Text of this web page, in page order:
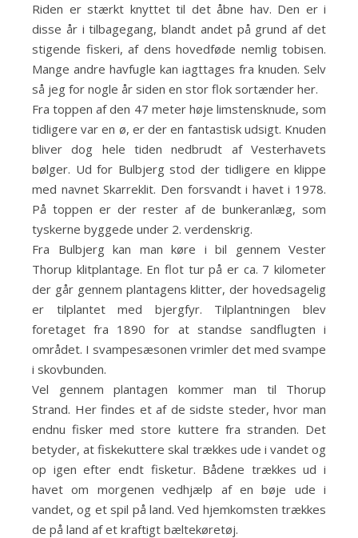
Riden er stærkt knyttet til det åbne hav. Den er i
disse år i tilbagegang, blandt andet på grund af det
stigende fiskeri, af dens hovedføde nemlig tobisen.
Mange andre havfugle kan iagttages fra knuden. Selv
så jeg for nogle år siden en stor flok sortænder her.
Fra toppen af den 47 meter høje limstensknude, som
tidligere var en ø, er der en fantastisk udsigt. Knuden
bliver dog hele tiden nedbrudt af Vesterhavets
bølger. Ud for Bulbjerg stod der tidligere en klippe
med navnet Skarreklit. Den forsvandt i havet i 1978.
På toppen er der rester af de bunkeranlæg, som
tyskerne byggede under 2. verdenskrig.
Fra Bulbjerg kan man køre i bil gennem Vester
Thorup klitplantage. En flot tur på er ca. 7 kilometer
der går gennem plantagens klitter, der hovedsagelig
er tilplantet med bjergfyr. Tilplantningen blev
foretaget fra 1890 for at standse sandflugten i
området. I svampesæsonen vrimler det med svampe
i skovbunden.
Vel gennem plantagen kommer man til Thorup
Strand. Her findes et af de sidste steder, hvor man
endnu fisker med store kuttere fra stranden. Det
betyder, at fiskekuttere skal trækkes ude i vandet og
op igen efter endt fisketur. Bådene trækkes ud i
havet om morgenen vedhjælp af en bøje ude i
vandet, og et spil på land. Ved hjemkomsten trækkes
de på land af et kraftigt bæltekøretøj.